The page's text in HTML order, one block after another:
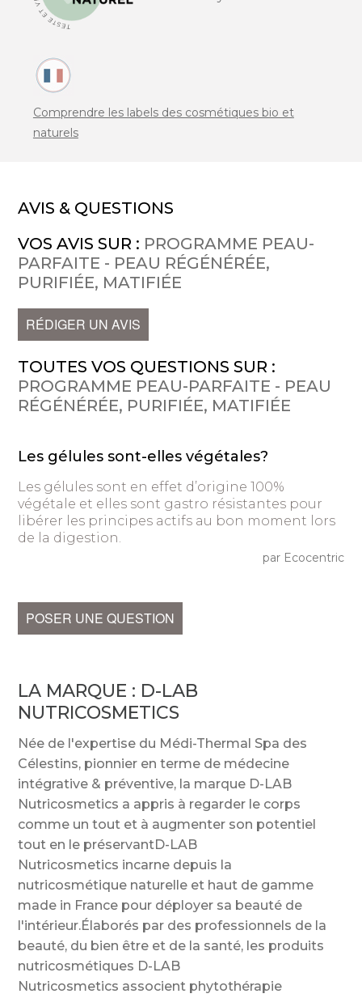
Comprendre les labels des cosmétiques bio et
naturels
AVIS & QUESTIONS
VOS AVIS SUR : PROGRAMME PEAU-
PARFAITE - PEAU RÉGÉNÉRÉE,
PURIFIÉE, MATIFIÉE
RÉDIGER UN AVIS
TOUTES VOS QUESTIONS SUR :
PROGRAMME PEAU-PARFAITE - PEAU
RÉGÉNÉRÉE, PURIFIÉE, MATIFIÉE
Les gélules sont-elles végétales?
Les gélules sont en effet d’origine 100%
végétale et elles sont gastro résistantes pour
libérer les principes actifs au bon moment lors
de la digestion.
par Ecocentric
POSER UNE QUESTION
LA MARQUE : D-LAB
NUTRICOSMETICS
Née de l'expertise du Médi-Thermal Spa des
Célestins, pionnier en terme de médecine
intégrative & préventive, la marque D-LAB
Nutricosmetics a appris à regarder le corps
comme un tout et à augmenter son potentiel
tout en le préservantD-LAB
Nutricosmetics incarne depuis la
nutricosmétique naturelle et haut de gamme
made in France pour déployer sa beauté de
l'intérieur.Élaborés par des professionnels de la
beauté, du bien être et de la santé, les produits
nutricosmétiques D-LAB
Nutricosmetics associent phytothérapie